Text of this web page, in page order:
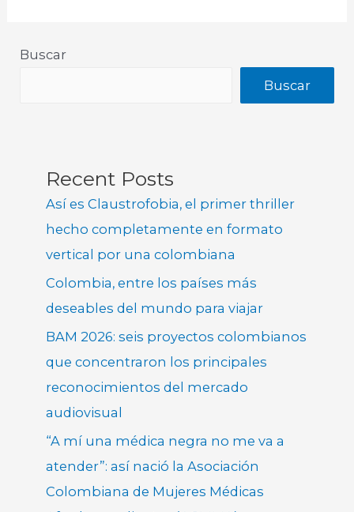
Buscar
Buscar
Recent Posts
Así es Claustrofobia, el primer thriller
hecho completamente en formato
vertical por una colombiana
Colombia, entre los países más
deseables del mundo para viajar
BAM 2026: seis proyectos colombianos
que concentraron los principales
reconocimientos del mercado
audiovisual
“A mí una médica negra no me va a
atender”: así nació la Asociación
Colombiana de Mujeres Médicas